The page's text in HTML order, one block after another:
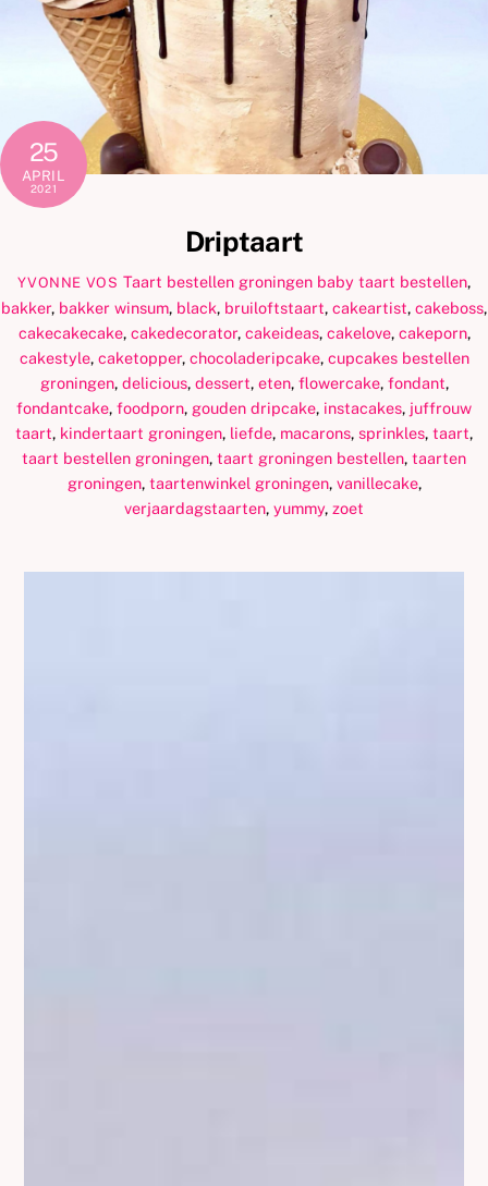
25
APRIL
2021
Driptaart
YVONNE VOS Taart bestellen groningen baby taart bestellen,
bakker, bakker winsum, black, bruiloftstaart, cakeartist, cakeboss,
cakecakecake, cakedecorator, cakeideas, cakelove, cakeporn,
cakestyle, caketopper, chocoladeripcake, cupcakes bestellen
groningen, delicious, dessert, eten, flowercake, fondant,
fondantcake, foodporn, gouden dripcake, instacakes, juffrouw
taart, kindertaart groningen, liefde, macarons, sprinkles, taart,
taart bestellen groningen, taart groningen bestellen, taarten
groningen, taartenwinkel groningen, vanillecake,
verjaardagstaarten, yummy, zoet